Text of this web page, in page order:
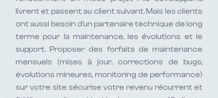
livrent et passent au client suivant. Mais les clients
ont aussi besoin d'un partenaire technique de long
terme pour la maintenance, les évolutions et le
support. Proposer des forfaits de maintenance
mensuels (mises à jour, corrections de bugs,
évolutions mineures, monitoring de performance)
sur votre site sécurise votre revenu récurrent et